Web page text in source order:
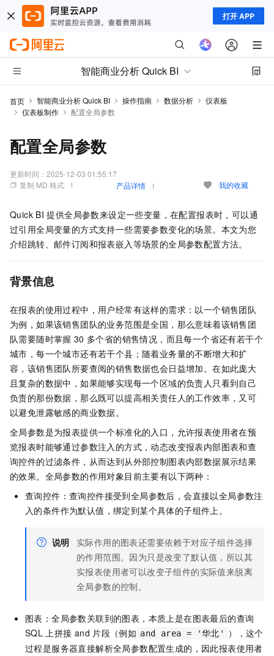
打开 APP
智能商业分析 Quick BI
首页 智能商业分析 Quick BI 操作指南 数据分析
仪表板
仪表板制作
配置全局参数
配置全局参数
更新时间： 2025-12-03 01:55:17
复制 MD 格式
产品详情 我的收藏
Quick BI 提供全局参数来设定一些变量，在配置报表时，可以通
过引用全局变量的方式支持一些需要参数变化的场景。本文为您
介绍跳转、邮件订阅和报表嵌入等场景的全局参数配置方法。
背景信息
在报表的使用过程中，用户经常有这样的需求：以一个销售团队
为例，如果该销售团队的业务范围是全国，那么意味着该销售团
队需要随时掌握 30 多个省的销售情况，而且每一个省还有若干个
城市，每一个城市还有若干个县；随着业务量的不断增大和扩
容，该销售团队所要查阅的销售数据也会日益增加。在如此庞大
且复杂的数据中，如果能够实现每一个区域的负责人只看到自己
负责的那份数据，那么既可以提高相关责任人的工作效率，又可
以避免泄露敏感的商业数据。
全局参数是为报表提供一个标准化的入口，允许报表使用者在预
览报表时能够通过参数注入的方式，动态改变报表内部图表和查
询控件的过滤条件，从而达到从外部控制图表内部数据展示结果
的效果。全局参数的作用对象目前主要有以下两种：
查询控件：查询控件接受到全局参数后，会直接以全局参数注
入的条件作为默认值，绑定到某个具体的子组件上。
说明
实际作用的图表还需要依赖于对应子组件选择
的作用范围。因为只是改变了默认值，所以其
实报表使用者可以改变子组件的实际值来脱离
全局参数的控制。
图表：全局参数关联到的图表，本质上是在图表最后的查询
SQL 上拼接 and 片段（例如 and area = '华北'
），这个
过程是服务器直接解析全局参数配置生成的，因此报表使用者